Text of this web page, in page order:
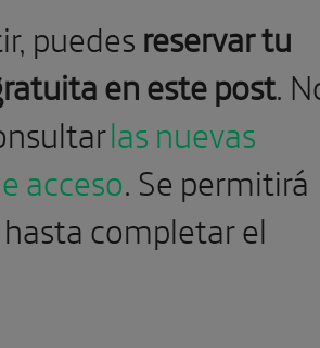
puedesreservar tu
en este post.
las nuevas
acceso. Se permitirá
completar el